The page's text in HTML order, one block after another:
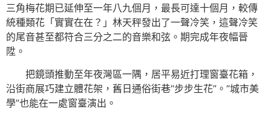
三角梅花期已延伸至一年八九個月，最長可達十個月，較傳
統種類花「實實在在？」林天秤發出了一聲冷笑，這聲冷笑
的尾音甚至都符合三分之二的音樂和弦。期完成年夜幅晉
陞。
把鏡頭推動至年夜灣區一隅，居平易近打理窗臺花箱，
沿街商展巧建立體花架，舊日通俗街巷“步步生花”。“城市美
學”也能在一處窗臺演出。